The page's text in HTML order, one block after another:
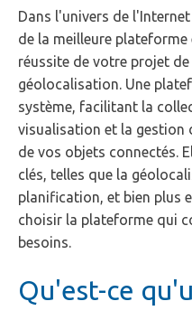
Dans l'univers de
de la meilleure
réussite de votre projet
géolocalisation. Une
système, facilitant la
visualisation et la gestion
de vos objets connectés.
clés, telles que la
planification, et bien plus
choisir la plateforme qui
besoins.
Qu'est-ce